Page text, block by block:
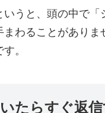
うと、頭の中で
わることがあり
。
たらすぐ返信